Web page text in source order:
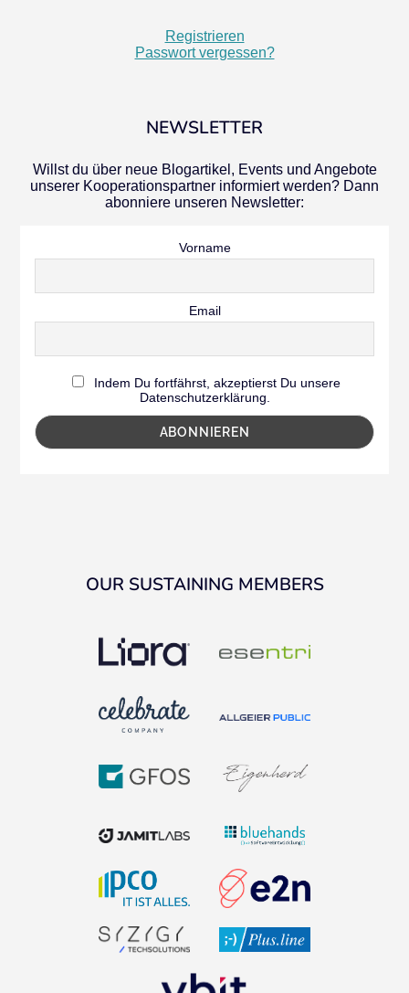
Registrieren
Passwort vergessen?
NEWSLETTER
Willst du über neue Blogartikel, Events und Angebote
unserer Kooperationspartner informiert werden? Dann
abonniere unseren Newsletter:
Vorname
Email
Indem Du fortfährst, akzeptierst Du unsere
Datenschutzerklärung.
OUR SUSTAINING MEMBERS